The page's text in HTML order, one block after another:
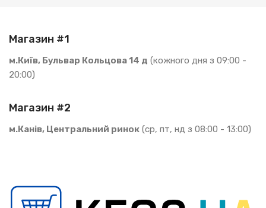
Магазин #1
м.Київ, Бульвар Кольцова 14 д (кожного дня з 09:00 -
20:00)
Магазин #2
м.Канів, Центральний ринок (ср, пт, нд з 08:00 - 13:00)